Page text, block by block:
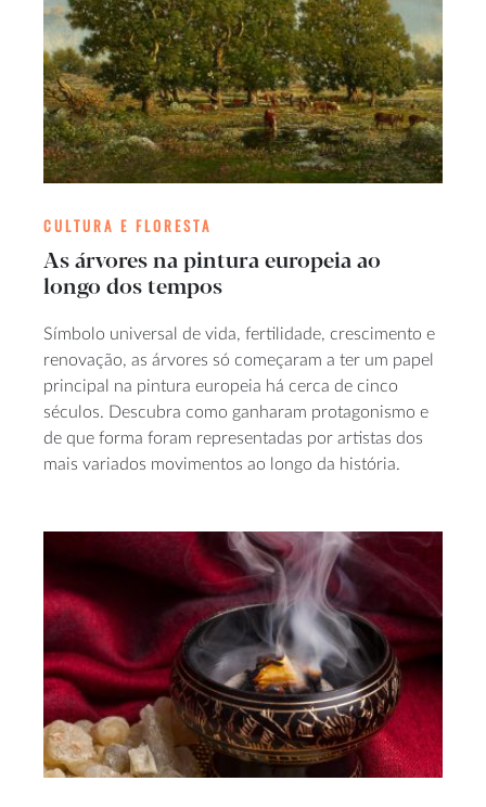
CULTURA E FLORESTA
As árvores na pintura europeia ao
longo dos tempos
Símbolo universal de vida, fertilidade, crescimento e
renovação, as árvores só começaram a ter um papel
principal na pintura europeia há cerca de cinco
séculos. Descubra como ganharam protagonismo e
de que forma foram representadas por artistas dos
mais variados movimentos ao longo da história.